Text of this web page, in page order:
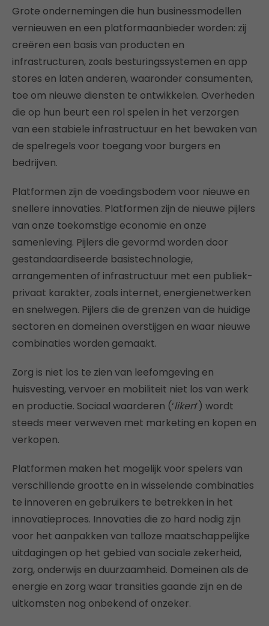
Grote ondernemingen die hun businessmodellen
vernieuwen en een platformaanbieder worden: zij
creëren een basis van producten en
infrastructuren, zoals besturingssystemen en app
stores en laten anderen, waaronder consumenten,
toe om nieuwe diensten te ontwikkelen. Overheden
die op hun beurt een rol spelen in het verzorgen
van een stabiele infrastructuur en het bewaken van
de spelregels voor toegang voor burgers en
bedrijven.
Platformen zijn de voedingsbodem voor nieuwe en
snellere innovaties. Platformen zijn de nieuwe pijlers
van onze toekomstige economie en onze
samenleving. Pijlers die gevormd worden door
gestandaardiseerde basistechnologie,
arrangementen of infrastructuur met een publiek-
privaat karakter, zoals internet, energienetwerken
en snelwegen. Pijlers die de grenzen van de huidige
sectoren en domeinen overstijgen en waar nieuwe
combinaties worden gemaakt.
Zorg is niet los te zien van leefomgeving en
huisvesting, vervoer en mobiliteit niet los van werk
en productie. Sociaal waarderen (‘liken’) wordt
steeds meer verweven met marketing en kopen en
verkopen.
Platformen maken het mogelijk voor spelers van
verschillende grootte en in wisselende combinaties
te innoveren en gebruikers te betrekken in het
innovatieproces. Innovaties die zo hard nodig zijn
voor het aanpakken van talloze maatschappelijke
uitdagingen op het gebied van sociale zekerheid,
zorg, onderwijs en duurzaamheid. Domeinen als de
energie en zorg waar transities gaande zijn en de
uitkomsten nog onbekend of onzeker.